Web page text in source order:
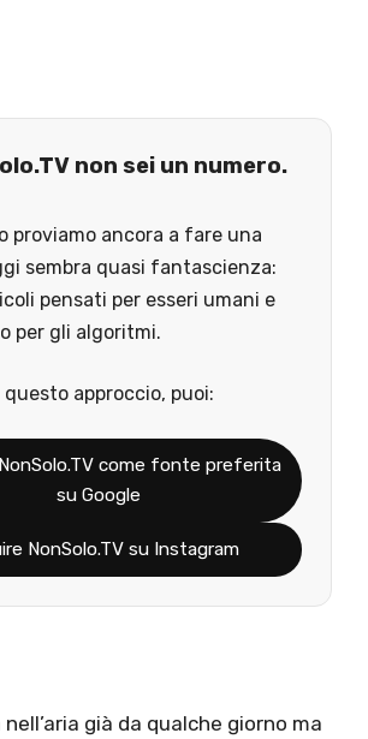
non sei un numero.
proviamo ancora a fare una
sembra quasi fantascienza:
pensati per esseri umani e
per gli algoritmi.
questo approccio, puoi:
come fonte preferita
su Google
NonSolo.TV su Instagram
nell’aria già da qualche giorno ma